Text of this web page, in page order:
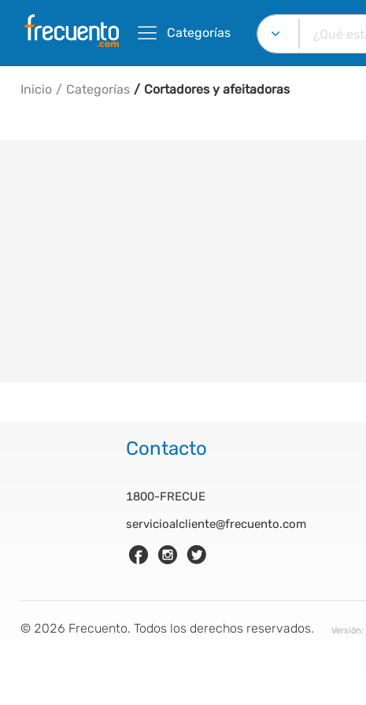
Categorías
Inicio Categorías Cortadores y afeitadoras
Contacto
1800-FRECUE
servicioalcliente@frecuento.com
© 2026 Frecuento. Todos los derechos reservados. Versión: